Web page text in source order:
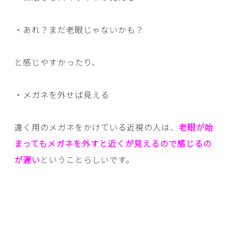
・あれ？まだ老眼じゃないかも？
と感じやすかったり、
・メガネを外せば見える
遠く用のメガネをかけている近視の人は、 老眼が始
まってもメガネを外すと近くが見えるので感じるの
が遅い ということらしいです。